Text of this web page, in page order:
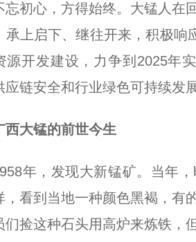
忘初心，方得始终。大锰人在
承上启下、继往开来，积极响
源开发建设，力争到2025年
应链安全和行业绿色可持续发
西大锰的前世今生
年，发现大新锰矿。当年
，看到当地一种颜色黑褐，有
们捡这种石头用高炉来炼铁，